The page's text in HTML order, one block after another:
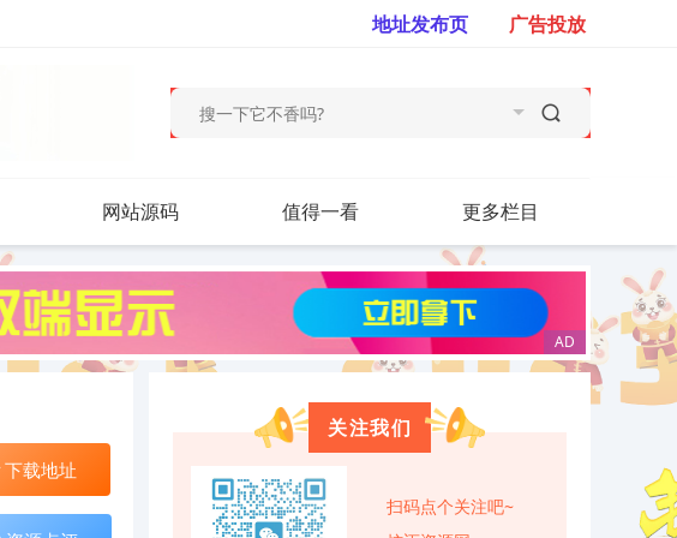
广告投放
地址发布页
网站源码 值得一看 更多栏目
下载地址
关注我们
扫码点个关注吧~